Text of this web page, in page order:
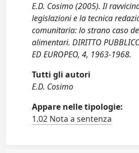
E.D. Cosimo (2005). Il
legislazioni e la tecnica
comunitaria: lo strano caso
alimentari. DIRITTO
ED EUROPEO, 4, 1963-1968.
Tutti gli autori
E.D. Cosimo
Appare nelle tipologie:
1.02 Nota a sentenza